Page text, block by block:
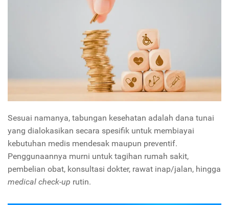
Sesuai namanya, tabungan kesehatan adalah dana tunai
yang dialokasikan secara spesifik untuk membiayai
kebutuhan medis mendesak maupun preventif.
Penggunaannya murni untuk tagihan rumah sakit,
pembelian obat, konsultasi dokter, rawat inap/jalan, hingga
medical check-up rutin.